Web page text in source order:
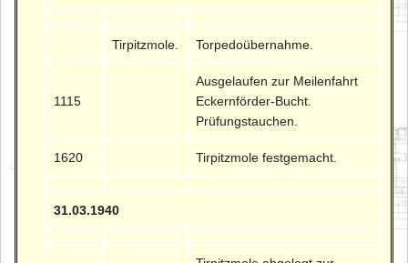
Tirpitzmole. Torpedoübernahme.
1115
Ausgelaufen zur Meilenfahrt
Eckernförder-Bucht.
Prüfungstauchen.
1620 Tirpitzmole festgemacht.
31.03.1940